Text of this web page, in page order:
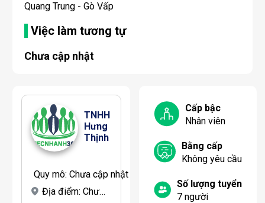
Quang Trung - Gò Vấp
Việc làm tương tự
Chưa cập nhật
TNHH
Hưng
Thịnh
Quy mô:Chưa cập nhật
Địa điểm: Chưa cập nhật
Cấp bậc
Nhân viên
Bằng cấp
Không yêu cầu
Số lượng tuyển
7người